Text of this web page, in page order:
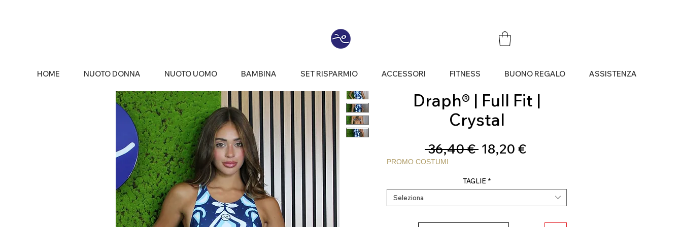
HOME NUOTO DONNA NUOTO UOMO BAMBINA SET RISPARMIO ACCESSORI FITNESS BUONO REGALO ASSISTENZA
Draph® | Full Fit |
Crystal
36,40 € Prezzo
18,20 €Prezzo
PROMO COSTUMI
TAGLIE *
Seleziona